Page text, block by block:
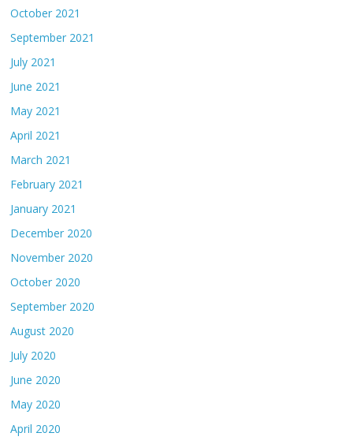
October 2021
September 2021
July 2021
June 2021
May 2021
April 2021
March 2021
February 2021
January 2021
December 2020
November 2020
October 2020
September 2020
August 2020
July 2020
June 2020
May 2020
April 2020